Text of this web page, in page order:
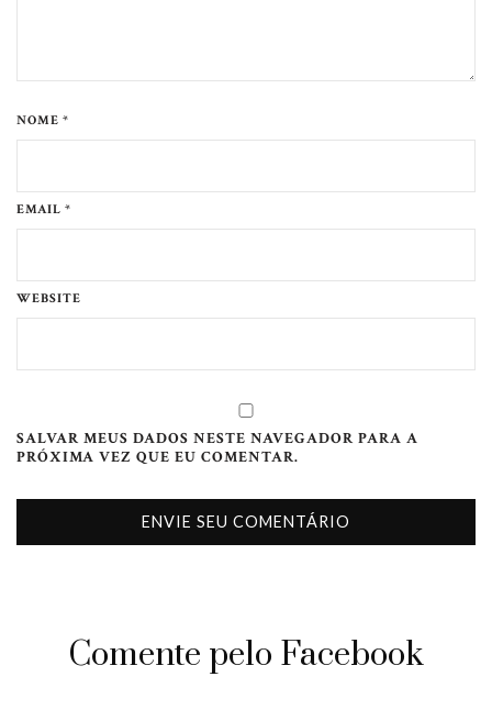
NOME *
EMAIL *
WEBSITE
SALVAR MEUS DADOS NESTE NAVEGADOR PARA A
PRÓXIMA VEZ QUE EU COMENTAR.
Comente pelo Facebook